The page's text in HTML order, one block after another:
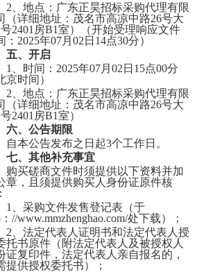
院CT机采购项目
程（二、三期）
2、地点： 广东正昊招标采购代理有限
（详细地址：茂名市高凉中路26号大
号2401房B1室）（开始受理响应文件
：2025年07月02日14点30分）
五、开启
1、时间： 2025年07月02日15点00分
京时间）
2、地点： 广东正昊招标采购代理有限
（详细地址：茂名市高凉中路26号大
2401房B1室）
六、公告期限
自本公告发布之日起3个工作日。
七、其他补充事宜
购买磋商文件时须提供以下资料并加
章，且须提供购买人身份证原件核
：
1
、采购文件发售登记表 （于
：//www.mmzhenghao.com/处下载）；
2 、法定代表人证明书和法定代表人授
托书原件（附法定代表人及被授权人
证复印件，法定代表人亲自报名的，
提供授权委托书）；